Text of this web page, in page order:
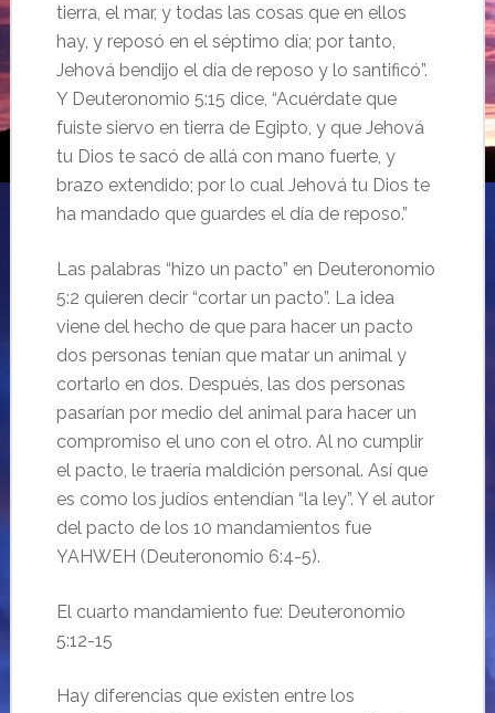
tierra, el mar, y todas las cosas que en ellos
hay, y reposó en el séptimo día; por tanto,
Jehová bendijo el día de reposo y lo santificó”.
Y Deuteronomio 5:15 dice, “Acuérdate que
fuiste siervo en tierra de Egipto, y que Jehová
tu Dios te sacó de allá con mano fuerte, y
brazo extendido; por lo cual Jehová tu Dios te
ha mandado que guardes el día de reposo.”
Las palabras “hizo un pacto” en Deuteronomio
5:2 quieren decir “cortar un pacto”. La idea
viene del hecho de que para hacer un pacto
dos personas tenían que matar un animal y
cortarlo en dos. Después, las dos personas
pasarían por medio del animal para hacer un
compromiso el uno con el otro. Al no cumplir
el pacto, le traería maldición personal. Así que
es como los judíos entendían “la ley”. Y el autor
del pacto de los 10 mandamientos fue
YAHWEH (Deuteronomio 6:4-5).
El cuarto mandamiento fue: Deuteronomio
5:12-15
Hay diferencias que existen entre los